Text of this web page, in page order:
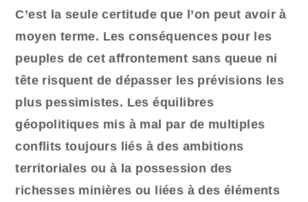
C’est la seule certitude que l’on peut avoir à
moyen terme. Les conséquences pour les
peuples de cet affrontement sans queue ni
tête risquent de dépasser les prévisions les
plus pessimistes. Les équilibres
géopolitiques mis à mal par de multiples
conflits toujours liés à des ambitions
territoriales ou à la possession des
richesses minières ou liées à des éléments